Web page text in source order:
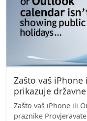
Zašto vaš
prikazuje
Zašto vaš iPhone ili
praznike